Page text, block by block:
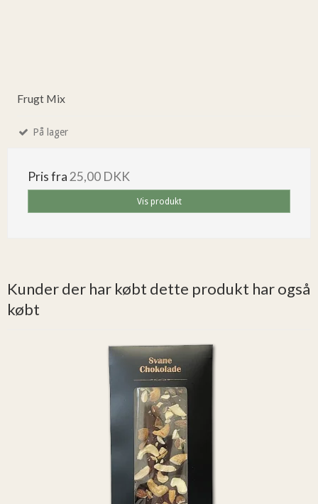
Frugt Mix
På lager
Pris fra25,00 DKK
Vis produkt
Kunder der har købt dette produkt har også
købt